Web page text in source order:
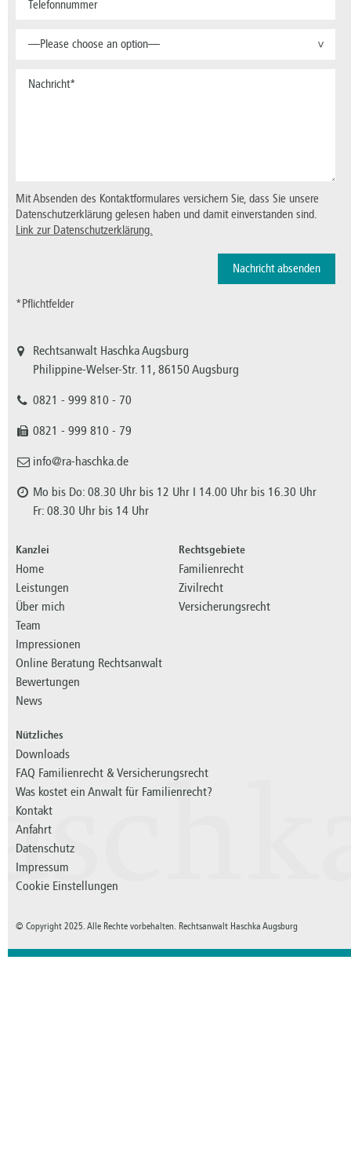
—Please choose an option— >
Mit Absenden des Kontaktformulares versichern Sie, dass Sie unsere
Datenschutzerklärung gelesen haben und damit einverstanden sind.
Link zur Datenschutzerklärung.
*Pflichtfelder
Rechtsanwalt Haschka Augsburg
Philippine-Welser-Str. 11, 86150 Augsburg
0821 - 999 810 - 70
0821 - 999 810 - 79
info@ra-haschka.de
Mo bis Do: 08.30 Uhr bis 12 Uhr I 14.00 Uhr bis 16.30 Uhr
Fr: 08.30 Uhr bis 14 Uhr
Kanzlei
Home
Leistungen
Über mich
Team
Impressionen
Online Beratung Rechtsanwalt
Bewertungen
News
Rechtsgebiete
Familienrecht
Zivilrecht
Versicherungsrecht
Nützliches
Downloads
FAQ Familienrecht & Versicherungsrecht
Was kostet ein Anwalt für Familienrecht?
Kontakt
Anfahrt
Datenschutz
Impressum
Cookie Einstellungen
© Copyright 2025. Alle Rechte vorbehalten. Rechtsanwalt Haschka Augsburg